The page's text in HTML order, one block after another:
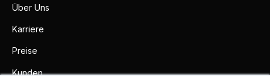
Über Uns
Karriere
Preise
Kunden